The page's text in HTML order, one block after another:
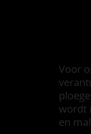
Voor
wordt
en